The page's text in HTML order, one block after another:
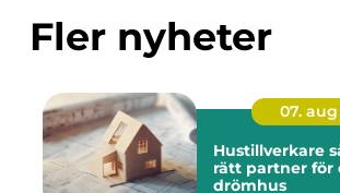
Fler nyheter
07. aug
Hustillverkare så väljer du
rätt partner för
drömhus